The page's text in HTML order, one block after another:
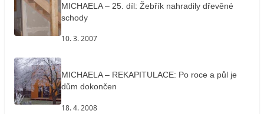
MICHAELA – 25. díl: Žebřík nahradily dřevěné
schody
10. 3. 2007
MICHAELA – REKAPITULACE: Po roce a půl je
dům dokončen
18. 4. 2008